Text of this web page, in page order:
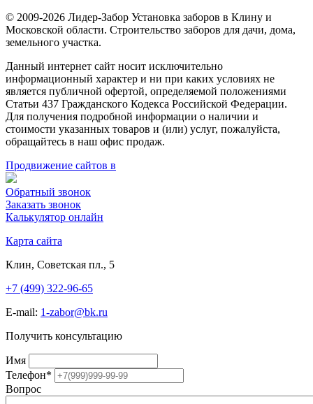
© 2009-2026 Лидер-Забор Установка заборов в Клину и
Московской области. Строительство заборов для дачи, дома,
земельного участка.
Данный интернет сайт носит исключительно
информационный характер и ни при каких условиях не
является публичной офертой, определяемой положениями
Статьи 437 Гражданского Кодекса Российской Федерации.
Для получения подробной информации о наличии и
стоимости указанных товаров и (или) услуг, пожалуйста,
обращайтесь в наш офис продаж.
Продвижение сайтов в
Обратный звонок
Заказать звонок
Калькулятор онлайн
Карта сайта
Клин, Советская пл., 5
+7 (499) 322-96-65
E-mail: 1-zabor@bk.ru
Получить консультацию
Имя
Телефон*
Вопрос